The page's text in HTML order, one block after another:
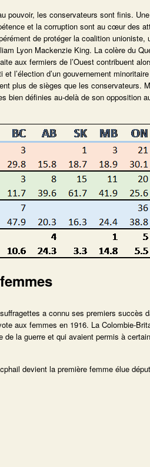
pouvoir, les conservateurs sont finis.
et la corruption sont au cœur des
de protéger la coalition unioniste,
Lyon Mackenzie King. La colère du
aux fermiers de l’Ouest contribuent
et l’élection d’un gouvernement
plus de sièges que les
bien définies au-delà de son opposition
a connu ses premiers succès
aux femmes en 1916. La Colombie-
de la guerre et qui avaient permis à
devient la première femme élue